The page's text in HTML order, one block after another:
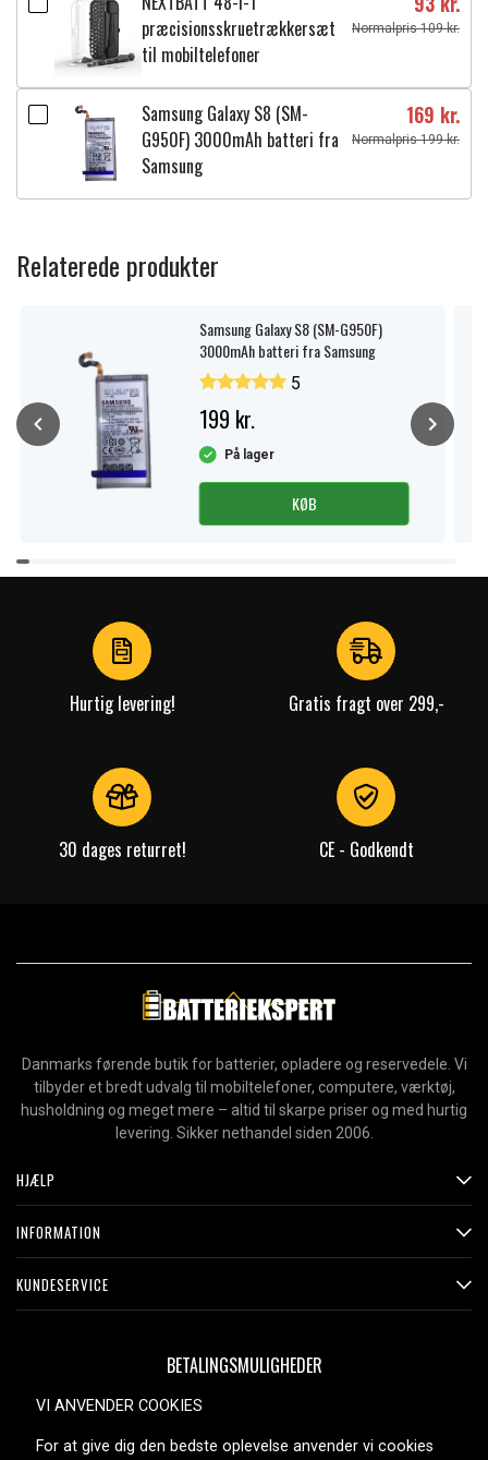
præcisionsskruetrækkersæt
til mobiltelefoner
Normalpris 109 kr.
Samsung Galaxy S8 (SM-
G950F) 3000mAh batteri fra
Samsung
169 kr.
Normalpris 199 kr.
Relaterede produkter
Samsung Galaxy S8 (SM-G950F)
3000mAh batteri fra Samsung
5
199 kr.
På lager
KØB
Item
1
Hurtig levering! Gratis fragt over 299,-
30 dages returret! CE - Godkendt
Danmarks førende butik for batterier, opladere og reservedele. Vi
tilbyder et bredt udvalg til mobiltelefoner, computere, værktøj,
husholdning og meget mere – altid til skarpe priser og med hurtig
levering. Sikker nethandel siden 2006.
HJÆLP
INFORMATION
KUNDESERVICE
BETALINGSMULIGHEDER
VI ANVENDER COOKIES
For at give dig den bedste oplevelse anvender vi cookies